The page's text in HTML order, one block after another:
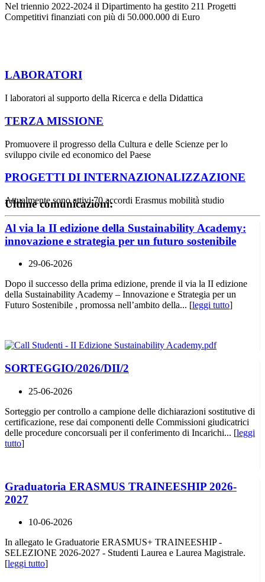
Nel triennio 2022-2024 il Dipartimento ha gestito 211 Progetti
Competitivi finanziati con più di 50.000.000 di Euro
LABORATORI
I laboratori al supporto della Ricerca e della Didattica
TERZA MISSIONE
Promuovere il progresso della Cultura e delle Scienze per lo
sviluppo civile ed economico del Paese
PROGETTI DI INTERNAZIONALIZZAZIONE
Attualmente sono attivi 70 accordi Erasmus mobilità studio
Ultime comunicazioni:
Al via la II edizione della Sustainability Academy:
innovazione e strategia per un futuro sostenibile
29-06-2026
Dopo il successo della prima edizione, prende il via la II edizione
della Sustainability Academy – Innovazione e Strategia per un
Futuro Sostenibile , promossa nell’ambito della... [leggi tutto]
SORTEGGIO/2026/DII/2
25-06-2026
Sorteggio per controllo a campione delle dichiarazioni sostitutive di
certificazione, rese dai componenti delle Commissioni giudicatrici
delle procedure concorsuali per il conferimento di Incarichi... [leggi
tutto]
Graduatoria ERASMUS TRAINEESHIP 2026-
2027
10-06-2026
In allegato le Graduatorie ERASMUS+ TRAINEESHIP -
SELEZIONE 2026-2027 - Studenti Laurea e Laurea Magistrale.
[leggi tutto]